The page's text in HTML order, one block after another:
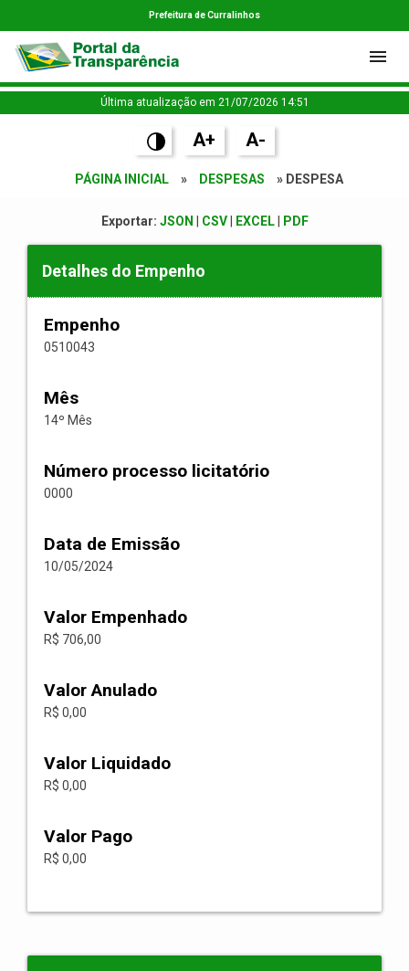
Prefeitura de Curralinhos
Última atualização em 21/07/2026 14:51
A+ A-
PÁGINA INICIAL » DESPESAS » DESPESA
Exportar: JSON CSV| EXCEL| PDF
Detalhes do Empenho
Empenho
0510043
Mês
14º Mês
Número processo licitatório
0000
Data de Emissão
10/05/2024
Valor Empenhado
R$ 706,00
Valor Anulado
R$ 0,00
Valor Liquidado
R$ 0,00
Valor Pago
R$ 0,00